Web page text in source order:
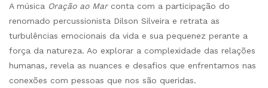
A música Oração ao Marconta com a participação do
renomado percussionista Dilson Silveira e retrata as
turbulências emocionais da vida e sua pequenez perante a
força da natureza. Ao explorar a complexidade das relações
humanas, revela as nuances e desafios que enfrentamos nas
conexões com pessoas que nos são queridas.